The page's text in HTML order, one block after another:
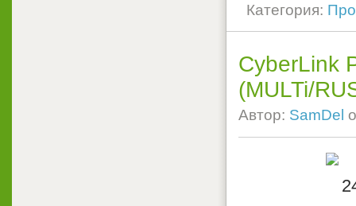
Категория:
CyberLink
(MULTi/
Автор: SamDel